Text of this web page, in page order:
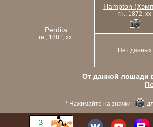
Perdita
гн., 1881, xx
Hampton
гн., 1872, xx
Нет данных
От данной лошади
* Нажимайте на значки